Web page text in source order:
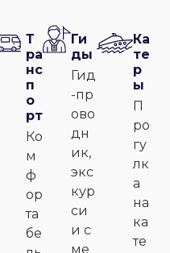
Т
ра
нс
п
о
рт
Ко
м
ф
ор
та
бе
Ги
ды
Гид
-пр
ово
дн
ик,
экс
кур
си
и с
ме
Ка
те
р
ы
П
ро
гу
лк
а
на
ка
те